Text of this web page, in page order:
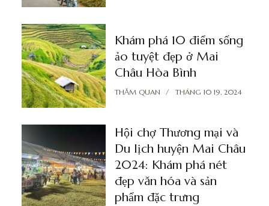
Khám phá 10 điểm sống
ảo tuyệt đẹp ở Mai
Châu Hòa Bình
THĂM QUAN THÁNG 10 19, 2024
Hội chợ Thương mại và
Du lịch huyện Mai Châu
2024: Khám phá nét
đẹp văn hóa và sản
phẩm đặc trưng